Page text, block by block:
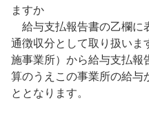
ますか
給与支払報告書の乙欄に
通徴収分として取り扱いま
施事業所）から給与支払報
算のうえこの事業所の給与
ととなります。